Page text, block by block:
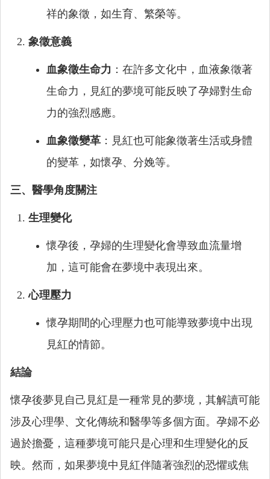
祥的象徵，如生育、繁榮等。
象徵意義
血象徵生命力 ：在許多文化中，血液象徵著
生命力，見紅的夢境可能反映了孕婦對生命
力的強烈感應。
血象徵變革 ：見紅也可能象徵著生活或身體
的變革，如懷孕、分娩等。
三、醫學角度關注
生理變化
懷孕後，孕婦的生理變化會導致血流量增
加，這可能會在夢境中表現出來。
心理壓力
懷孕期間的心理壓力也可能導致夢境中出現
見紅的情節。
結論
懷孕後夢見自己見紅是一種常見的夢境，其解讀可能
涉及心理學、文化傳統和醫學等多個方面。孕婦不必
過於擔憂，這種夢境可能只是心理和生理變化的反
映。然而，如果夢境中見紅伴隨著強烈的恐懼或焦